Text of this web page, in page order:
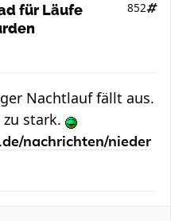
für Läufe
852
Nachtlauf fällt aus.
stark.
nachrichten/nieder